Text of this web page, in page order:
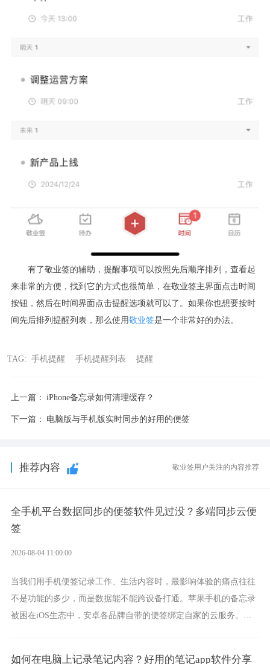
有了敬业签的辅助，提醒事项可以按照先后顺序排列，查看起
来非常的方便，找到它的方式也很简单，在敬业签主界面点击时间
按钮，然后在时间界面点击提醒选项就可以了。如果你也想要按时
间先后排列提醒列表，那么使用敬业签是一个非常好的办法。
TAG: 手机提醒 手机提醒列表 提醒
上一篇： iPhone备忘录如何清理缓存？
下一篇： 电脑版与手机版实时同步的好用的便签
推荐内容 敬业签用户关注的内容推荐
全手机平台数据同步的便签软件见过没？多端同步云便
签
2026-08-04 11:00:00
当我们用手机便签记录工作、生活内容时，最影响体验的痛点往往
不是功能的多少，而是数据能不能跨设备打通。苹果手机的备忘录
被困在iOS生态中，安卓各品牌自带的便签绑定自家的云服务。而
如何在电脑上记录笔记内容？好用的笔记app软件分享